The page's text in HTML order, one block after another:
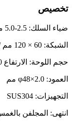
تخصيص
ضياء السلك: 2.5-5.0 ملم
الشبكة: 60 × 120 مم / 75 × 150 مم
حجم اللوحة: الارتفاع 500-2500 مم × العرض 2000-2500 مم
العمود: φ48×2.0 مم
التجهيزات: SUS304
انتهى: المجلفن